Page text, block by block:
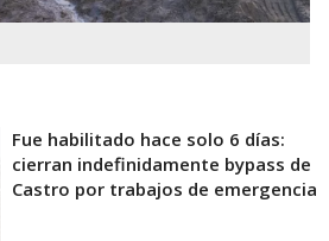
Fue habilitado hace solo 6 días:
cierran indefinidamente bypass de
Castro por trabajos de emergencia